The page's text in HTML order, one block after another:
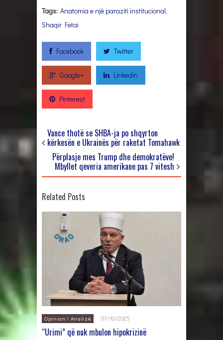
Tags: Anatomia e një paraziti institucional,
Shaqir Fetai
Facebook Twitter
Google+ Linkedin
Pinterest
Vance thotë se SHBA-ja po shqyrton
kërkesën e Ukrainës për raketat Tomahawk
Përplasje mes Trump dhe demokratëve!
Mbyllet qeveria amerikane pas 7 vitesh
Related Posts
Opinion / Analizë 07/10/2025
“Urimi” që nuk mbulon hipokrizinë